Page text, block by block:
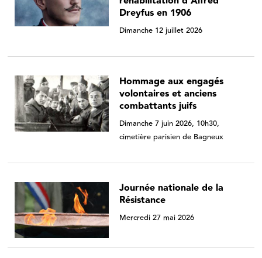
Dreyfus en 1906
Dimanche 12 juillet 2026
Hommage aux engagés
volontaires et anciens
combattants juifs
Dimanche 7 juin 2026, 10h30,
cimetière parisien de Bagneux
Journée nationale de la
Résistance
Mercredi 27 mai 2026